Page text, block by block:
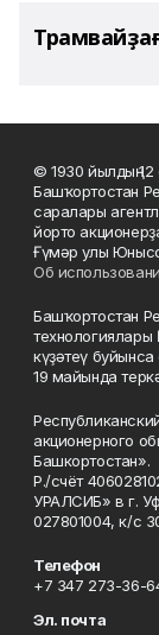
© 1930 йылдың
Башҡортостан
саралары
йорто
Ғүмәр улы
Об
Башҡортостан
технологиялары
күҙәтеү
19 майында
акционерного
Башкортостан».
Р./счёт
УРАЛСИБ» в г.
027801004, к/с
Телефон
+7 347 273-36-
Эл. почта